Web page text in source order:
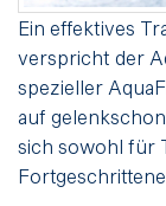
Ein effektives
verspricht der
spezieller
auf
sich sowohl für